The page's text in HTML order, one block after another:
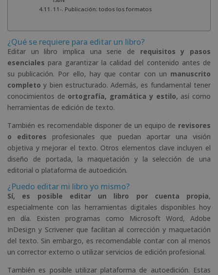
11-. Publicación: todos los formatos
¿Qué se requiere para editar un libro?
Editar un libro implica una serie de requisitos y pasos
esenciales para garantizar la calidad del contenido antes de
su publicación. Por ello, hay que contar con un manuscrito
completo y bien estructurado. Además, es fundamental tener
conocimientos de ortografía, gramática y estilo, así como
herramientas de edición de texto.
También es recomendable disponer de un equipo de revisores
o editores profesionales que puedan aportar una visión
objetiva y mejorar el texto. Otros elementos clave incluyen el
diseño de portada, la maquetación y la selección de una
editorial o plataforma de autoedición.
¿Puedo editar mi libro yo mismo?
Sí, es posible editar un libro por cuenta propia,
especialmente con las herramientas digitales disponibles hoy
en día. Existen programas como Microsoft Word, Adobe
InDesign y Scrivener que facilitan al corrección y maquetación
del texto. Sin embargo, es recomendable contar con al menos
un corrector externo o utilizar servicios de edición profesional.
También es posible utilizar plataforma de autoedición. Estas